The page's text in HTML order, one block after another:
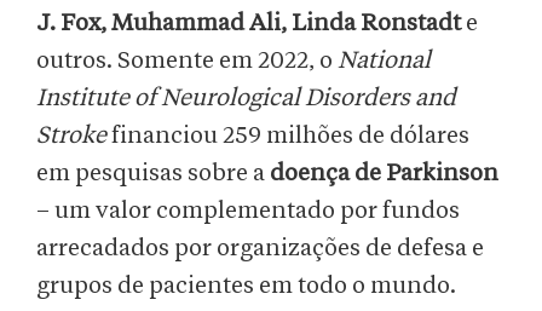
J. Fox, Muhammad Ali, Linda Ronstadte
outros. Somente em 2022, o National
Institute of Neurological Disorders and
Strokefinanciou 259 milhões de dólares
em pesquisas sobre a doença de Parkinson
– um valor complementado por fundos
arrecadados por organizações de defesa e
grupos de pacientes em todo o mundo.